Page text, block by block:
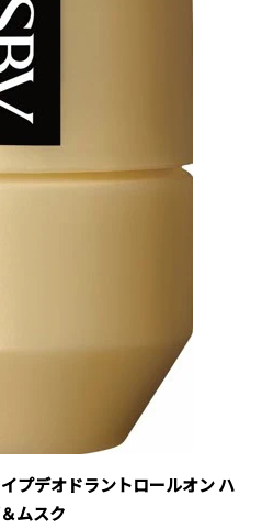
プデオドラントロールオン ハ
ムスク